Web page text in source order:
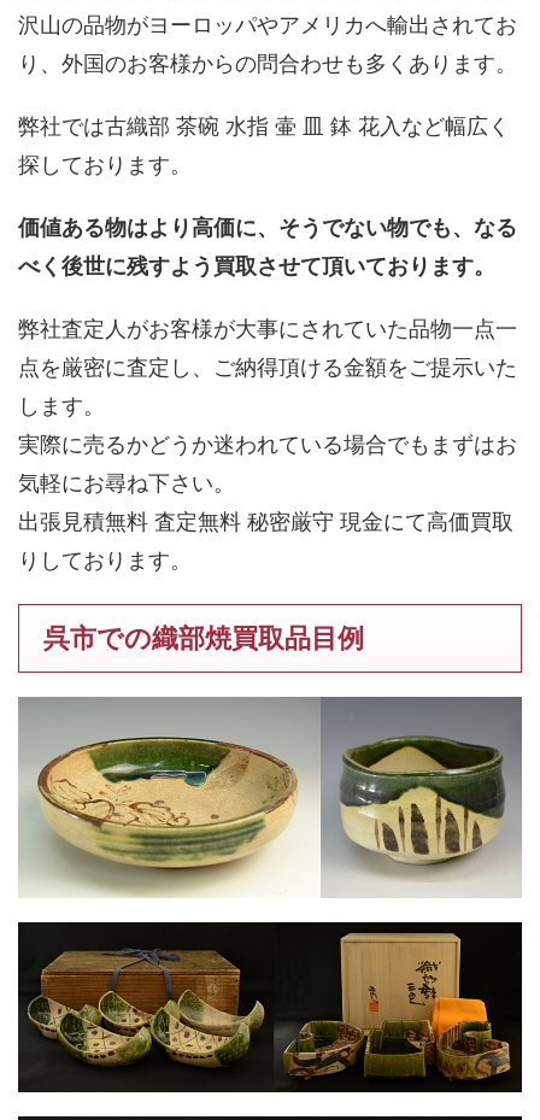
沢山の品物がヨーロッパやアメリカへ輸出されてお
り、外国のお客様からの問合わせも多くあります。
弊社では古織部 茶碗 水指 壷 皿 鉢 花入など幅広く
探しております。
価値ある物はより高価に、そうでない物でも、なる
べく後世に残すよう買取させて頂いております。
弊社査定人がお客様が大事にされていた品物一点一
点を厳密に査定し、ご納得頂ける金額をご提示いた
します。
実際に売るかどうか迷われている場合でもまずはお
気軽にお尋ね下さい。
出張見積無料 査定無料 秘密厳守 現金にて高価買取
りしております。
呉市での織部焼買取品目例